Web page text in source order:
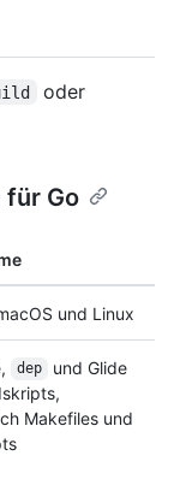
oder
Go
und Linux
dep
und Glide
Makefiles und